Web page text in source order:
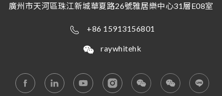
廣州市天河區珠江新城華夏路26號雅居樂中心31層E08室
+86 15913156801
raywhitehk